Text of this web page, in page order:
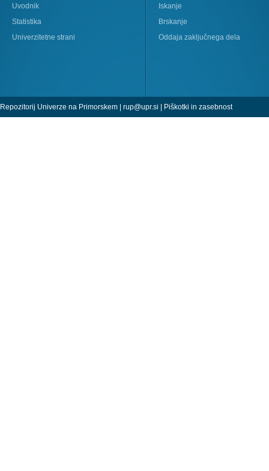
Uvodnik
Statistika
Univerzitetne strani
Iskanje
Brskanje
Oddaja zaključnega dela
Repozitorij Univerze na Primorskem | rup@upr.si | Piškotki in zasebnost